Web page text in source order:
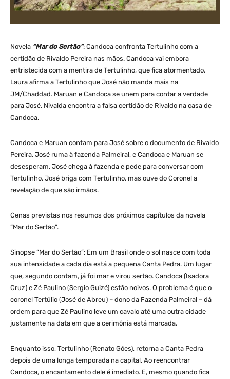
Novela “Mar do Sertão”: Candoca confronta Tertulinho com a
certidão de Rivaldo Pereira nas mãos. Candoca vai embora
entristecida com a mentira de Tertulinho, que fica atormentado.
Laura afirma a Tertulinho que José não manda mais na
JM/Chaddad. Maruan e Candoca se unem para contar a verdade
para José. Nivalda encontra a falsa certidão de Rivaldo na casa de
Candoca.
Candoca e Maruan contam para José sobre o documento de Rivaldo
Pereira. José ruma à fazenda Palmeiral, e Candoca e Maruan se
desesperam. José chega à fazenda e pede para conversar com
Tertulinho. José briga com Tertulinho, mas ouve do Coronel a
revelação de que são irmãos.
Cenas previstas nos resumos dos próximos capítulos da novela
“Mar do Sertão”.
Sinopse “Mar do Sertão”: Em um Brasil onde o sol nasce com toda
sua intensidade a cada dia está a pequena Canta Pedra. Um lugar
que, segundo contam, já foi mar e virou sertão. Candoca (Isadora
Cruz) e Zé Paulino (Sergio Guizé) estão noivos. O problema é que o
coronel Tertúlio (José de Abreu) – dono da Fazenda Palmeiral – dá
ordem para que Zé Paulino leve um cavalo até uma outra cidade
justamente na data em que a cerimônia está marcada.
Enquanto isso, Tertulinho (Renato Góes), retorna a Canta Pedra
depois de uma longa temporada na capital. Ao reencontrar
Candoca, o encantamento dele é imediato. E, mesmo quando fica